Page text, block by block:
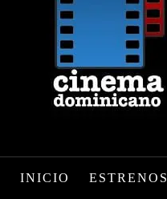
INICIO ESTRENOS